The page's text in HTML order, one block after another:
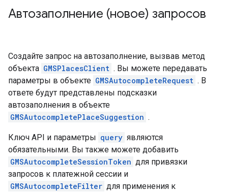
Автозаполнение (новое) запросов
Создайте запрос на автозаполнение, вызвав метод
объекта GMSPlacesClient . Вы можете передавать
параметры в объекте GMSAutocompleteRequest . В
ответе будут представлены подсказки
автозаполнения в объекте
GMSAutocompletePlaceSuggestion .
Ключ API и параметры query являются
обязательными. Вы также можете добавить
GMSAutocompleteSessionToken для привязки
запросов к платежной сессии и
GMSAutocompleteFilter для применения к